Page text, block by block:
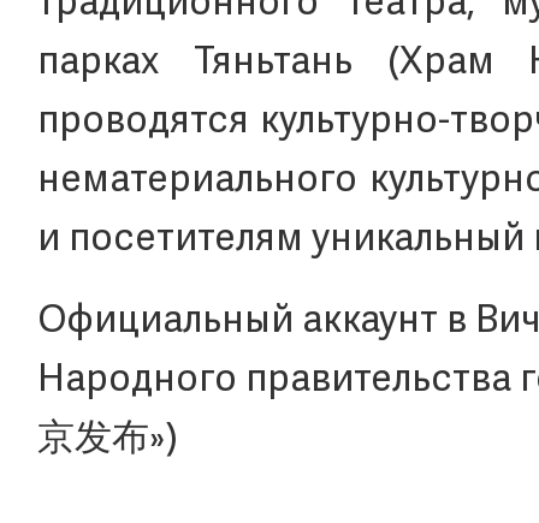
парках Тяньтань
проводятся культурно-
нематериального
и посетителям уникальный
Официальный аккаунт в
Народного правительства
京发布»)